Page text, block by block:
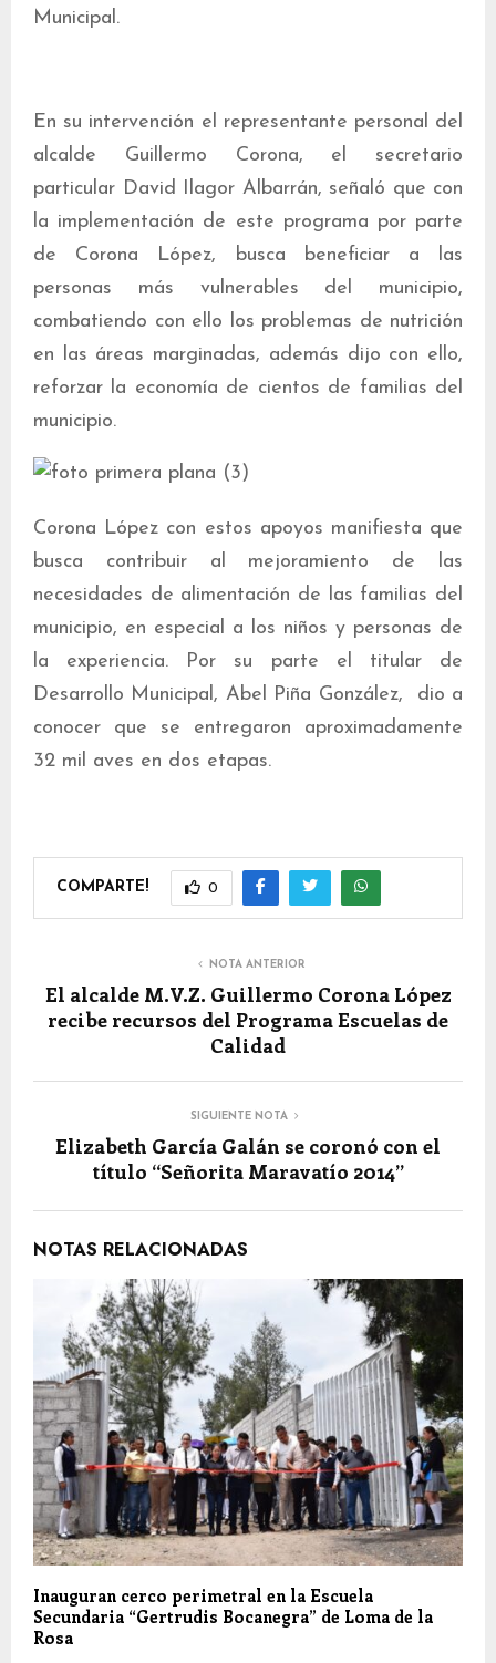
Municipal.
En su intervención el representante personal del
alcalde Guillermo Corona, el secretario
particular David Ilagor Albarrán, señaló que con
la implementación de este programa por parte
de Corona López, busca beneficiar a las
personas más vulnerables del municipio,
combatiendo con ello los problemas de nutrición
en las áreas marginadas, además dijo con ello,
reforzar la economía de cientos de familias del
municipio.
Corona López con estos apoyos manifiesta que
busca contribuir al mejoramiento de las
necesidades de alimentación de las familias del
municipio, en especial a los niños y personas de
la experiencia. Por su parte el titular de
Desarrollo Municipal, Abel Piña González, dio a
conocer que se entregaron aproximadamente
32 mil aves en dos etapas.
COMPARTE! 0
NOTA ANTERIOR
El alcalde M.V.Z. Guillermo Corona López
recibe recursos del Programa Escuelas de
Calidad
SIGUIENTE NOTA
Elizabeth García Galán se coronó con el
título “Señorita Maravatío 2014”
NOTAS RELACIONADAS
Inauguran cerco perimetral en la Escuela
Secundaria “Gertrudis Bocanegra” de Loma de la
Rosa